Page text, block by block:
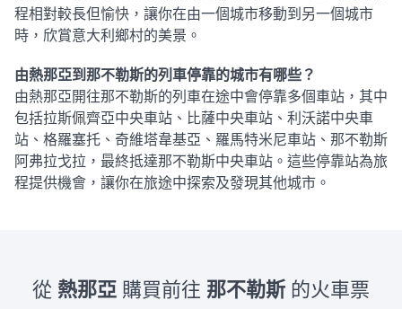
程相對較長但愉快，讓你在由一個城市移動到另一個城市
時，欣賞意大利鄉村的美景。
由熱那亞到那不勒斯的列車停靠的城市有哪些？
由熱那亞開往那不勒斯的列車在途中會停靠多個車站，其中
包括拉斯佩齊亞中央車站、比薩中央車站、利沃諾中央車
站、格羅塞托、奇維塔韋基亞、羅馬特米尼車站、那不勒斯
阿弗拉戈拉，最終抵達那不勒斯中央車站。這些停靠站為旅
程提供機會，讓你在旅途中探索及發現其他城市。
從 熱那亞 購買前往 那不勒斯 的火車票